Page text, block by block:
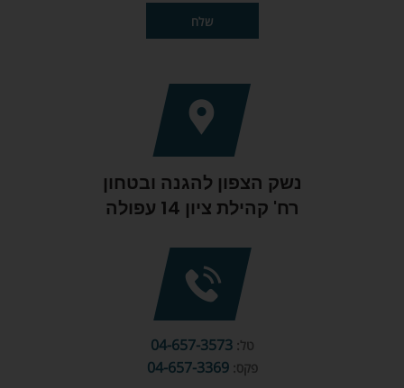
נשק הצפון להגנה ובטחון
רח' קהילת ציון 14 עפולה
טל:04-657-3573
פקס:04-657-3369